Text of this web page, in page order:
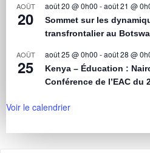
AOÛT
20
août 20 @ 0h00 -août 21 @
Sommet sur les
transfrontalier au
AOÛT
25
août 25 @ 0h00 -août 28 @
Kenya – Éducation :
Conférence de l’EAC du
Voir le calendrier